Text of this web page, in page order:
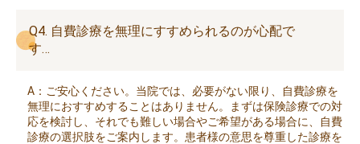
Q4. 自費診療を無理にすすめられるのが心配で
す…
A：ご安心ください。当院では、必要がない限り、自費診療を
無理におすすめすることはありません。まずは保険診療での対
応を検討し、それでも難しい場合やご希望がある場合に、自費
診療の選択肢をご案内します。患者様の意思を尊重した診療を